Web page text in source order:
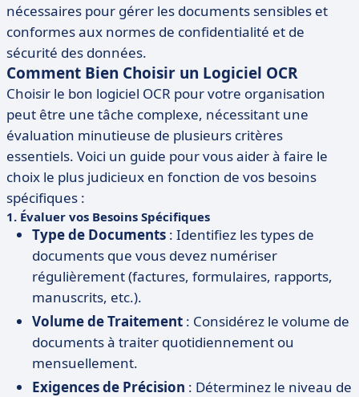
nécessaires pour gérer les documents sensibles et
conformes aux normes de confidentialité et de
sécurité des données.
Comment Bien Choisir un Logiciel OCR
Choisir le bon logiciel OCR pour votre organisation
peut être une tâche complexe, nécessitant une
évaluation minutieuse de plusieurs critères
essentiels. Voici un guide pour vous aider à faire le
choix le plus judicieux en fonction de vos besoins
spécifiques :
1. Évaluer vos Besoins Spécifiques
Type de Documents : Identifiez les types de
documents que vous devez numériser
régulièrement (factures, formulaires, rapports,
manuscrits, etc.).
Volume de Traitement : Considérez le volume de
documents à traiter quotidiennement ou
mensuellement.
Exigences de Précision : Déterminez le niveau de